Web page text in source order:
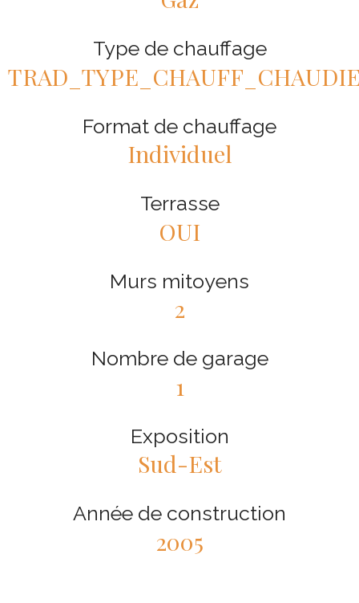
Type de chauffage
Format de chauffage
Individuel
Terrasse
OUI
Murs mitoyens
2
Nombre de garage
1
Exposition
Sud-Est
Année de construction
2005